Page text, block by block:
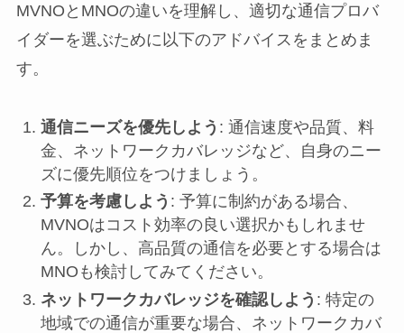
MVNOとMNOの違いを理解し、適切な通信プロバ
イダーを選ぶために以下のアドバイスをまとめま
す。
通信ニーズを優先しよう : 通信速度や品質、料
金、ネットワークカバレッジなど、自身のニー
ズに優先順位をつけましょう。
予算を考慮しよう : 予算に制約がある場合、
MVNOはコスト効率の良い選択かもしれませ
ん。しかし、高品質の通信を必要とする場合は
MNOも検討してみてください。
ネットワークカバレッジを確認しよう : 特定の
地域での通信が重要な場合、ネットワークカバ